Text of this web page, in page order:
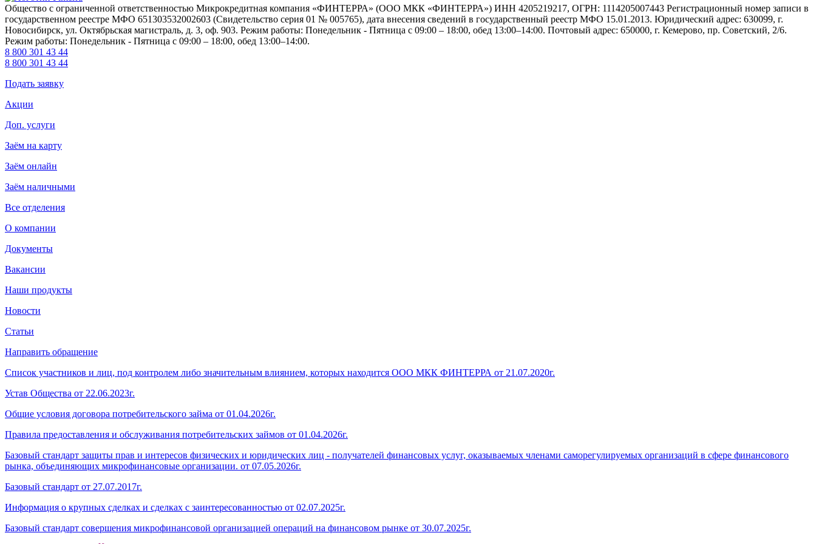
Общество с ограниченной ответственностью Микрокредитная компания «ФИНТЕРРА» (ООО МКК «ФИНТЕРРА») ИНН 4205219217, ОГРН: 1114205007443 Регистрационный номер записи в
государственном реестре МФО 651303532002603 (Свидетельство серия 01 № 005765), дата внесения сведений в государственный реестр МФО 15.01.2013. Юридический адрес: 630099, г.
Новосибирск, ул. Октябрьская магистраль, д. 3, оф. 903. Режим работы: Понедельник - Пятница с 09:00 – 18:00, обед 13:00–14:00. Почтовый адрес: 650000, г. Кемерово, пр. Советский, 2/6.
Режим работы: Понедельник - Пятница с 09:00 – 18:00, обед 13:00–14:00.
8 800 301 43 44
8 800 301 43 44
Подать заявку
Акции
Доп. услуги
Заём на карту
Заём онлайн
Заём наличными
Все отделения
О компании
Документы
Вакансии
Наши продукты
Новости
Статьи
Направить обращение
Список участников и лиц, под контролем либо значительным влиянием, которых находится ООО МКК ФИНТЕРРА от 21.07.2020г.
Устав Общества от 22.06.2023г.
Общие условия договора потребительского займа от 01.04.2026г.
Правила предоставления и обслуживания потребительских займов от 01.04.2026г.
Базовый стандарт защиты прав и интересов физических и юридических лиц - получателей финансовых услуг, оказываемых членами саморегулируемых организаций в сфере финансового
рынка, объединяющих микрофинансовые организации. от 07.05.2026г.
Базовый стандарт от 27.07.2017г.
Информация о крупных сделках и сделках с заинтересованностью от 02.07.2025г.
Базовый стандарт совершения микрофинансовой организацией операций на финансовом рынке от 30.07.2025г.